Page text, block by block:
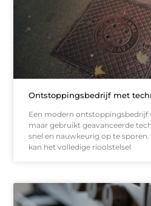
Ontstoppingsbedrijf met
Een modern ontstoppingsbedrijf
maar gebruikt geavanceerde
snel en nauwkeurig op te
kan het volledige rioolstelsel